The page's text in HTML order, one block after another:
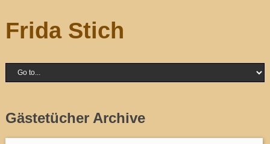
Frida Stich
Gästetücher Archive